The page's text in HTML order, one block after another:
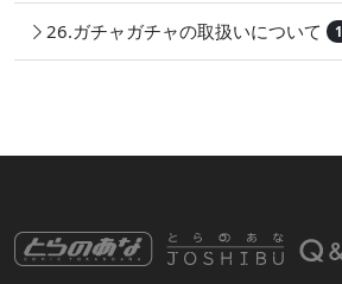
26.ガチャガチャの取扱いについて 1